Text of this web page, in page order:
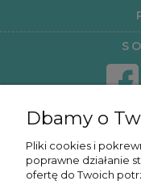
Dbamy o
Pliki cookies i
poprawne działanie
ofertę do Twoich